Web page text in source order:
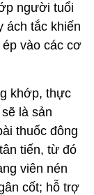
người tuổi
ách tắc khiến
vào các cơ
khớp, thực
là sản
thuốc đông
tiến, từ đó
viên nén
cốt; hỗ trợ